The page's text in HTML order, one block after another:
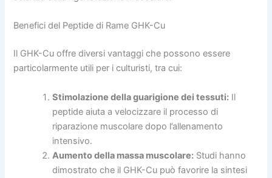
Benefici del Peptide di Rame GHK-Cu
Il GHK-Cu offre diversi vantaggi che possono essere
particolarmente utili per i culturisti, tra cui:
Stimolazione della guarigione dei tessuti: Il
peptide aiuta a velocizzare il processo di
riparazione muscolare dopo l’allenamento
intensivo.
Aumento della massa muscolare: Studi hanno
dimostrato che il GHK-Cu può favorire la sintesi